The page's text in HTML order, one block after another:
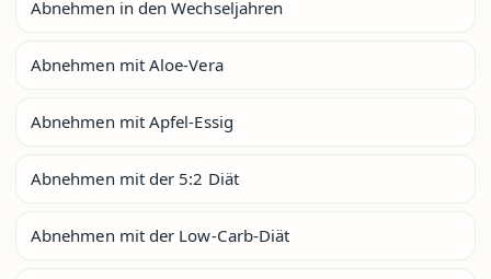
Abnehmen in den Wechseljahren
Abnehmen mit Aloe-Vera
Abnehmen mit Apfel-Essig
Abnehmen mit der 5:2 Diät
Abnehmen mit der Low-Carb-Diät